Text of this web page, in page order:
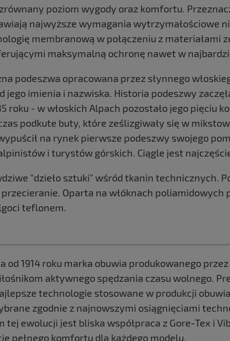
poziom wygody oraz komfortu.
najwyższe wymagania wytrzymałościowe
membranową w połączeniu z materiałami
maksymalną ochronę nawet w
podeszwa opracowana przez słynnego
jego imienia i nazwiska. Historia podeszwy
roku - w włoskich Alpach pozostało jego pięciu
podkute buty, które ześlizgiwały się w
na rynek pierwsze podeszwy swojego
i turystów górskich. Ciągle jest
"dzieło sztuki" wśród tkanin technicznych.
Oparta na włóknach
teflonem.
od 1914 roku marka obuwia produkowanego
aktywnego spędzania czasu wolnego.
technologie stosowane w produkcji
zgodnie z najnowszymi osiągnięciami
tej ewolucji jest bliska współpraca z Gore-Tex i
pełnego komfortu dla każdego modelu.